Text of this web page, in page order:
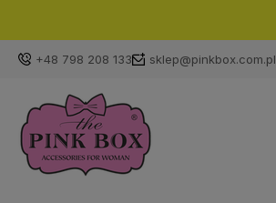
+48 798 208 133 sklep@pinkbox.com.pl